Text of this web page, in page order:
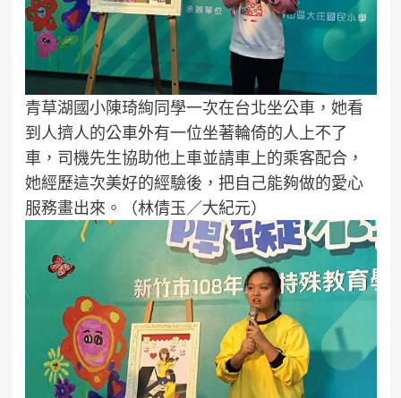
青草湖國小陳琦絢同學一次在台北坐公車，她看
到人擠人的公車外有一位坐著輪倚的人上不了
車，司機先生協助他上車並請車上的乘客配合，
她經歷這次美好的經驗後，把自己能夠做的愛心
服務畫出來。（林倩玉／大紀元）